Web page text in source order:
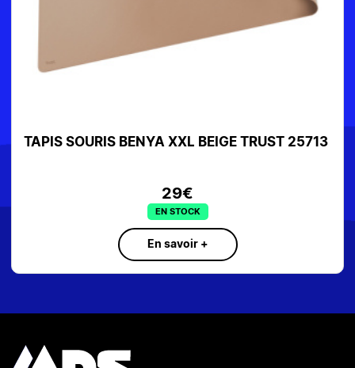
TAPIS SOURIS BENYA XXL BEIGE TRUST 25713
29€
EN STOCK
En savoir +